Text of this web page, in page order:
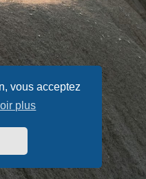
vous acceptez
plus